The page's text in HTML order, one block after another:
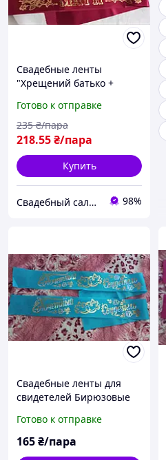
Свадебные ленты
"Хрещений батько +
Готово к отправке
218.55₴/пара
235 ₴/пара
Купить
Свадебный салон "ПРИНЦЕССА" 98%
Свадебные ленты для
свидетелей Бирюзовые
Готово к отправке
165₴/пара